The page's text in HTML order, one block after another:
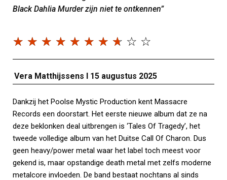
Black Dahlia Murder zijn niet te ontkennen”
☆ ☆ ☆ ☆ ☆ ☆ ☆ ☆ ☆ ☆
Vera Matthijssens I 15 augustus 2025
Dankzij het Poolse Mystic Production kent Massacre
Records een doorstart. Het eerste nieuwe album dat ze na
deze beklonken deal uitbrengen is ‘Tales Of Tragedy’, het
tweede volledige album van het Duitse Call Of Charon. Dus
geen heavy/power metal waar het label toch meest voor
gekend is, maar opstandige death metal met zelfs moderne
metalcore invloeden. De band bestaat nochtans al sinds